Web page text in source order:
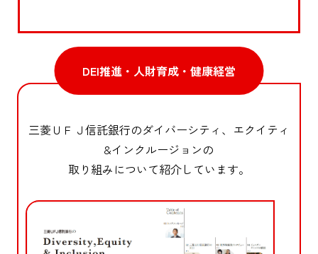
DEI推進・人財育成・健康経営
三菱ＵＦＪ信託銀行のダイバーシティ、エクイティ
&インクルージョンの
取り組みについて紹介しています。